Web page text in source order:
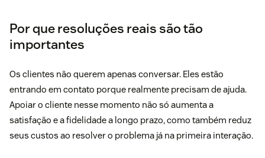
Por que resoluções reais são tão
importantes
Os clientes não querem apenas conversar. Eles estão
entrando em contato porque realmente precisam de ajuda.
Apoiar o cliente nesse momento não só aumenta a
satisfação e a fidelidade a longo prazo, como também reduz
seus custos ao resolver o problema já na primeira interação.